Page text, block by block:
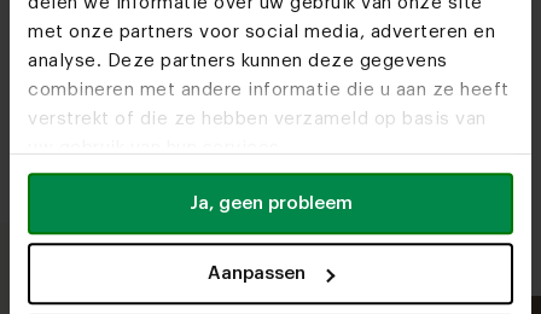
met onze partners voor social media, adverteren en
analyse. Deze partners kunnen deze gegevens
combineren met andere informatie die u aan ze heeft
verstrekt of die ze hebben verzameld op basis van
Ja, geen probleem
Aanpassen
Eettafels op maat
Alle mogelijkheden op een rijBekijk alles